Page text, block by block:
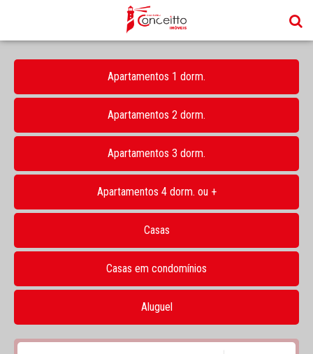
Apartamentos 1 dorm.
Apartamentos 2 dorm.
Apartamentos 3 dorm.
Apartamentos 4 dorm. ou +
Casas
Casas em condomínios
Aluguel